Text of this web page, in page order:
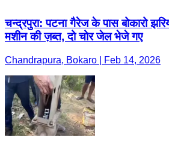
चन्द्रपुरा: पटना गैरेज के पास बोकारो
मशीन की ज़ब्त, दो चोर जेल भेजे गए
Chandrapura, Bokaro | Feb 14, 2026